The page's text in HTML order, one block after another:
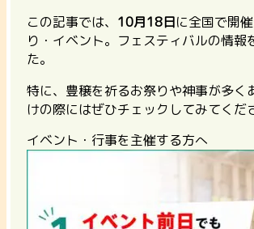
この記事では、 10月18日に全国で開
り・イベント。フェスティバルの情報
た。
特に、豊穣を祈るお祭りや神事が多く
けの際にはぜひチェックしてみてくだ
イベント・行事を主催する方へ